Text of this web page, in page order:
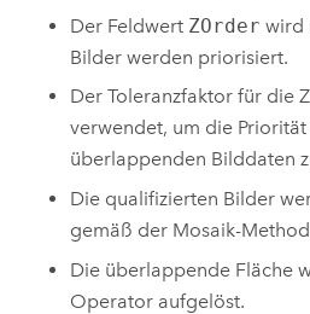
Der Feldwert ZOrder wird
Bilder werden priorisiert.
Der Toleranzfaktor für die
verwendet, um die Priorität
überlappenden Bilddaten
Die qualifizierten Bilder
gemäß der Mosaik-
Die überlappende Fläche
Operator aufgelöst.